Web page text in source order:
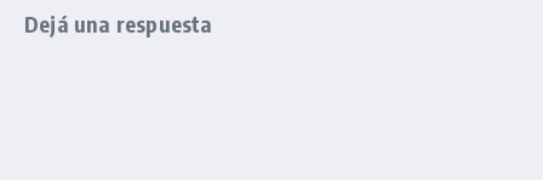
Dejá una respuesta